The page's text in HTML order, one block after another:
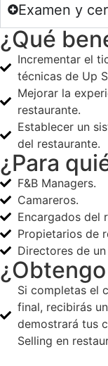
Examen y
¿Qué
Incrementar el
técnicas de Up
Mejorar la
restaurante.
Establecer un
del restaurante.
¿Para
F&B Managers.
Camareros.
Encargados del
Propietarios de
Directores de
Si completas el
final, recibirás
demostrará tus
Selling en